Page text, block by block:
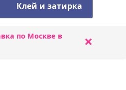
Клей и затирка
по Москве в
×